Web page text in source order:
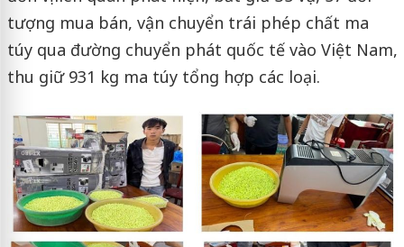
tượng mua bán, vận chuyển trái phép chất ma
túy qua đường chuyển phát quốc tế vào Việt Nam,
thu giữ 931 kg ma túy tổng hợp các loại.